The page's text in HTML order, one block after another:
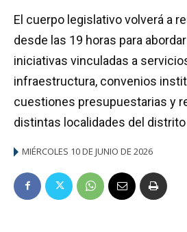
El cuerpo legislativo volverá a
desde las 19 horas para
iniciativas vinculadas a
infraestructura, convenios
cuestiones presupuestarias y
distintas localidades del distrito
MIÉRCOLES 10 DE JUNIO DE 2026